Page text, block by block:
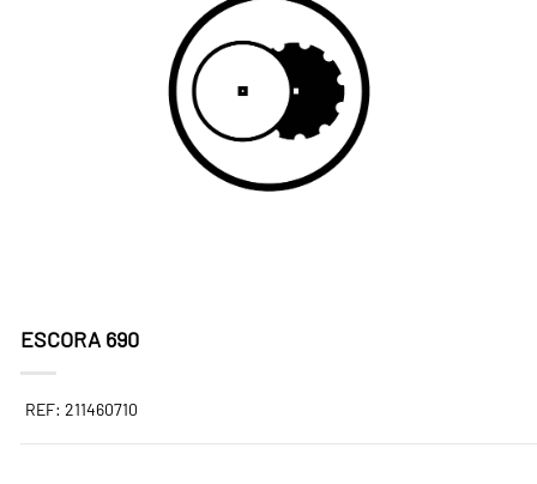
ESCORA 690
REF: 211460710